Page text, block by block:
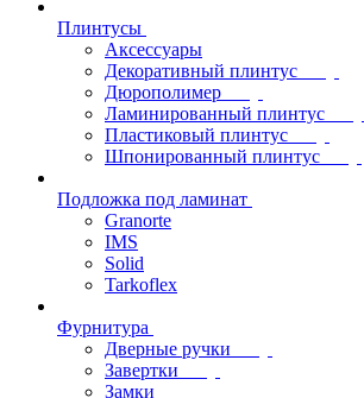
Плинтусы
Аксессуары
Декоративный плинтус
Дюрополимер
Ламинированный плинтус
Пластиковый плинтус
Шпонированный плинтус
Подложка под ламинат
Granorte
IMS
Solid
Tarkoflex
Фурнитура
Дверные ручки
Завертки
Замки